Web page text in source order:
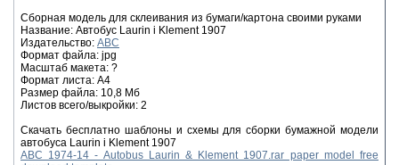
Сборная модель для склеивания из бумаги/картона своими руками
Название: Автобус Laurin i Klement 1907
Издательство: ABC
Формат файла: jpg
Масштаб макета: ?
Формат листа: A4
Размер файла: 10,8 Мб
Листов всего/выкройки: 2
Скачать бесплатно шаблоны и схемы для сборки бумажной модели
автобуса Laurin i Klement 1907
ABC 1974-14 - Autobus Laurin & Klement 1907.rar paper model free